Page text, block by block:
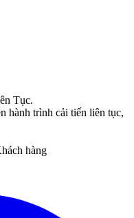
Tục.
hành trình cải tiến liên tục,
hàng